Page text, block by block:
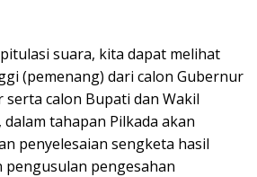
suara, kita dapat melihat
(pemenang) dari calon Gubernur
serta calon Bupati dan Wakil
tahapan Pilkada akan
penyelesaian sengketa hasil
pengusulan pengesahan